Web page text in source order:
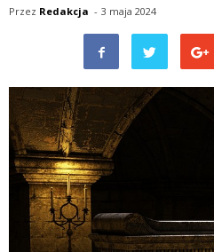
Przez Redakcja - 3 maja 2024